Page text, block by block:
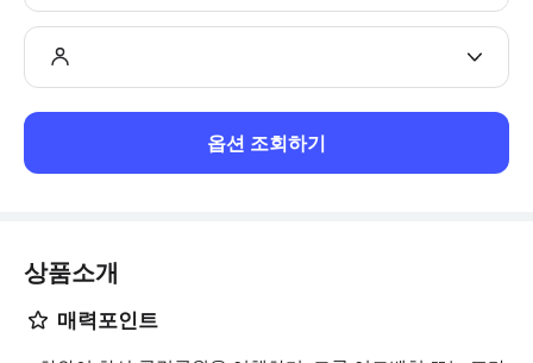
옵션 조회하기
상품소개
매력포인트